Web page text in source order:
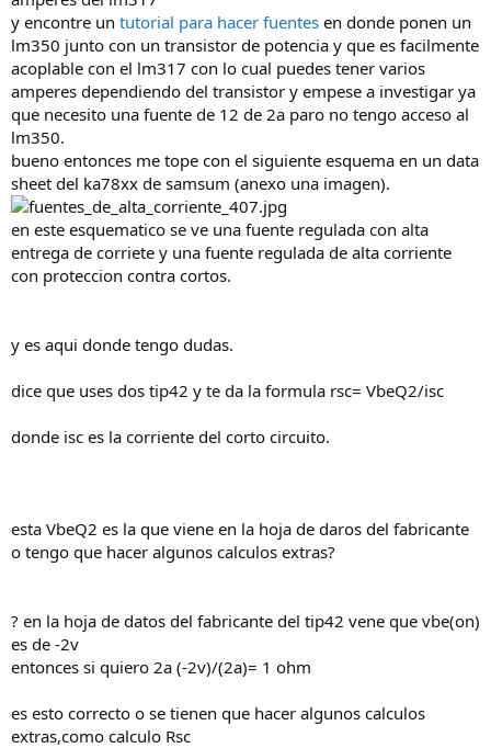
y encontre un tutorial para hacer fuentes en donde ponen un
lm350 junto con un transistor de potencia y que es facilmente
acoplable con el lm317 con lo cual puedes tener varios
amperes dependiendo del transistor y empese a investigar ya
que necesito una fuente de 12 de 2a paro no tengo acceso al
lm350.
bueno entonces me tope con el siguiente esquema en un data
sheet del ka78xx de samsum (anexo una imagen).
en este esquematico se ve una fuente regulada con alta
entrega de corriete y una fuente regulada de alta corriente
con proteccion contra cortos.
y es aqui donde tengo dudas.
dice que uses dos tip42 y te da la formula rsc= VbeQ2/isc
donde isc es la corriente del corto circuito.
esta VbeQ2 es la que viene en la hoja de daros del fabricante
o tengo que hacer algunos calculos extras?
? en la hoja de datos del fabricante del tip42 vene que vbe(on)
es de -2v
entonces si quiero 2a (-2v)/(2a)= 1 ohm
es esto correcto o se tienen que hacer algunos calculos
extras,como calculo Rsc